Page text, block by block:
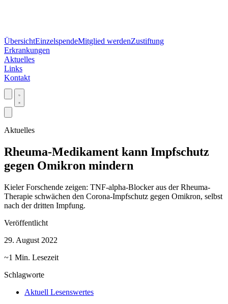
ÜbersichtEinzelspendeMitglied werdenZustiftung
Erkrankungen
Aktuelles
Links
Kontakt
Aktuelles
Rheuma-Medikament kann Impfschutz
gegen Omikron mindern
Kieler Forschende zeigen: TNF-alpha-Blocker aus der Rheuma-
Therapie schwächen den Corona-Impfschutz gegen Omikron, selbst
nach der dritten Impfung.
Veröffentlicht
29. August 2022
~1 Min. Lesezeit
Schlagworte
Aktuell Lesenswertes